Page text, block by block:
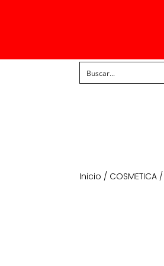
Inicio / COSMETICA /